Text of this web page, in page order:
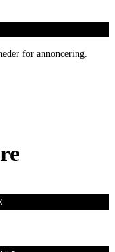
for annoncering.